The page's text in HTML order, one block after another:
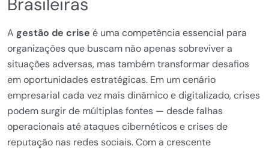
Brasileiras
A gestão de crise é uma competência essencial para
organizações que buscam não apenas sobreviver a
situações adversas, mas também transformar desafios
em oportunidades estratégicas. Em um cenário
empresarial cada vez mais dinâmico e digitalizado, crises
podem surgir de múltiplas fontes — desde falhas
operacionais até ataques cibernéticos e crises de
reputação nas redes sociais. Com a crescente